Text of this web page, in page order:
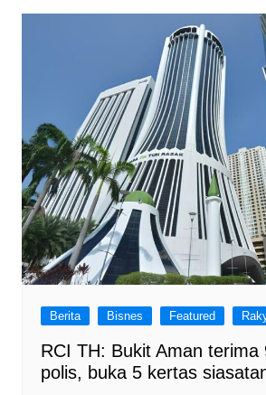
Berita Bisnes Featured
RCI TH: Bukit Aman terima
polis, buka 5 kertas